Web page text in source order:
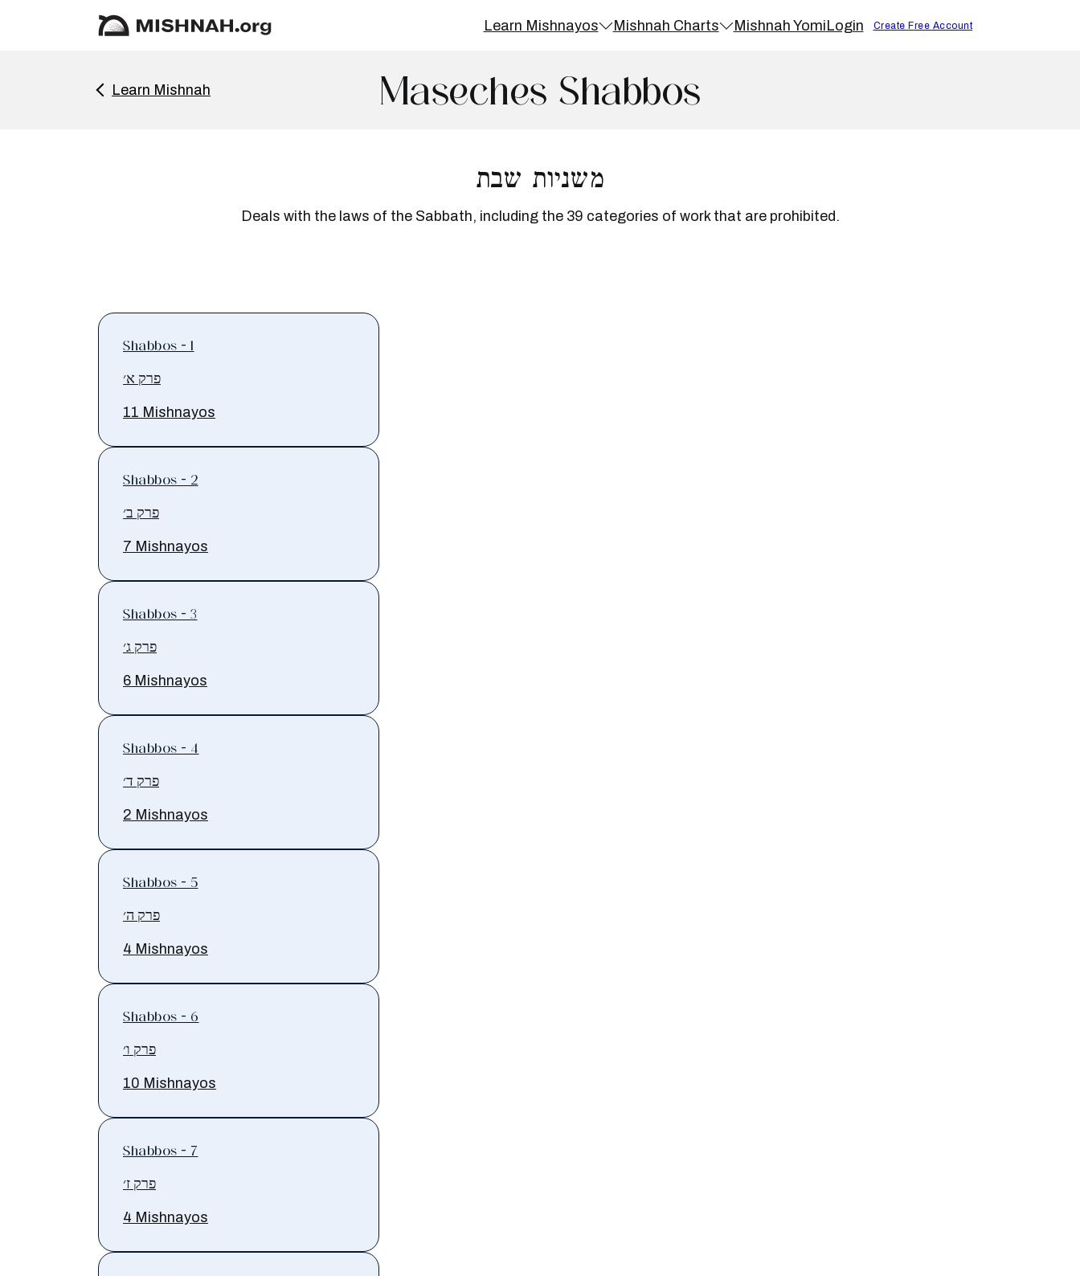
Learn Mishnayos Mishnah Charts Mishnah YomiLogin Create Free Account
Learn Mishnah Maseches Shabbos
משניות שבת
Deals with the laws of the Sabbath, including the 39 categories of work that are prohibited.
Shabbos - 1
פרק א׳
11 Mishnayos
Shabbos - 2
פרק ב׳
7 Mishnayos
Shabbos - 3
פרק ג׳
6 Mishnayos
Shabbos - 4
פרק ד׳
2 Mishnayos
Shabbos - 5
פרק ה׳
4 Mishnayos
Shabbos - 6
פרק ו׳
10 Mishnayos
Shabbos - 7
פרק ז׳
4 Mishnayos